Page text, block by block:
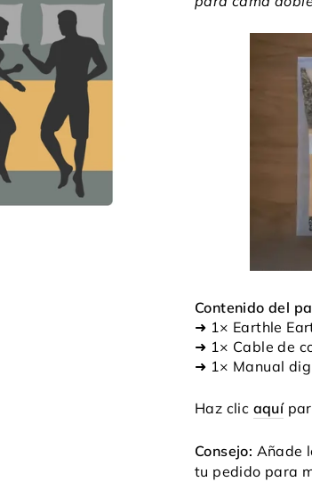
Contenido del
➜ 1× Earthle
➜ 1× Cable de
➜ 1× Manual
Haz clic aquí
Consejo: Añade
tu pedido para